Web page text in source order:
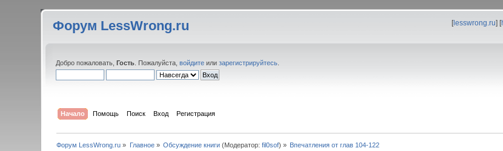
Форум LessWrong.ru [lesswrong.ru] [
Добро пожаловать,Гость . Пожалуйста,войдите илизарегистрируйтесь
Начало Помощь Поиск Вход Регистрация
Форум LessWrong.ru » Главное» Обсуждение книги (Модератор:fil0sof) » Впечатления от глав 104-122